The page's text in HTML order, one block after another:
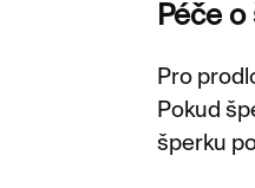
Péče
Pro
Pokud
šperku